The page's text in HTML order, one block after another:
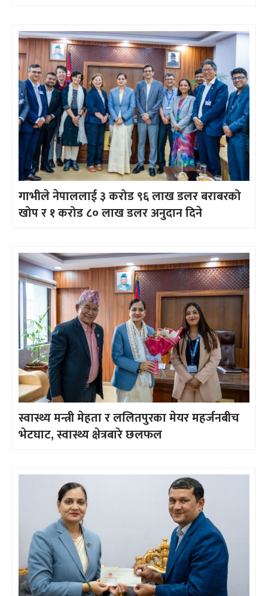
गाभीले नेपाललाई ३ करोड ९६ लाख डलर बराबरको
खोप र १ करोड ८० लाख डलर अनुदान दिने
स्वास्थ्य मन्त्री मेहता र ललितपुरका मेयर महर्जनबीच
भेटघाट, स्वास्थ्य क्षेत्रबारे छलफल